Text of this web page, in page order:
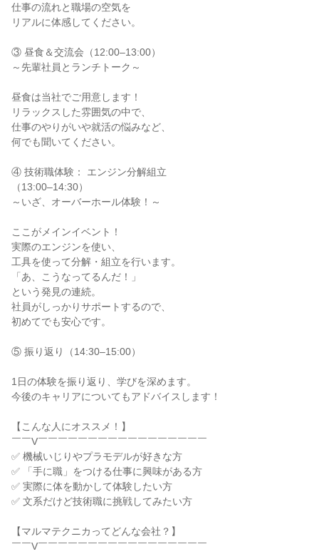
仕事の流れと職場の空気を
リアルに体感してください。
③ 昼食＆交流会（12:00–13:00）
～先輩社員とランチトーク～
昼食は当社でご用意します！
リラックスした雰囲気の中で、
仕事のやりがいや就活の悩みなど、
何でも聞いてください。
④ 技術職体験： エンジン分解組立
（13:00–14:30）
～いざ、オーバーホール体験！～
ここがメインイベント！
実際のエンジンを使い、
工具を使って分解・組立を行います。
「あ、こうなってるんだ！」
という発見の連続。
社員がしっかりサポートするので、
初めてでも安心です。
⑤ 振り返り（14:30–15:00）
1日の体験を振り返り、学びを深めます。
今後のキャリアについてもアドバイスします！
【こんな人にオススメ！】
￣￣V￣￣￣￣￣￣￣￣￣￣￣￣￣￣￣￣￣
✅ 機械いじりやプラモデルが好きな方
✅ 「手に職」をつける仕事に興味がある方
✅ 実際に体を動かして体験したい方
✅ 文系だけど技術職に挑戦してみたい方
【マルマテクニカってどんな会社？】
￣￣V￣￣￣￣￣￣￣￣￣￣￣￣￣￣￣￣￣